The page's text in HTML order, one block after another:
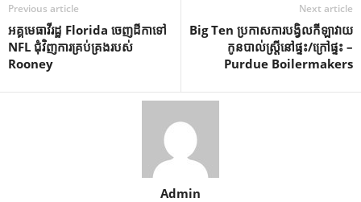
Previous article
អគ្គមេធាវីរដ្ឋ Florida ចេញដីកាទៅ
NFL ជុំវិញការគ្រប់គ្រងរបស់
Rooney
Next article
Big Ten ប្រកាសការបង្វិលកីឡាវាយ
កូនបាល់ស្ត្រីនៅផ្ទះ/ក្រៅផ្ទះ –
Purdue Boilermakers
Admin